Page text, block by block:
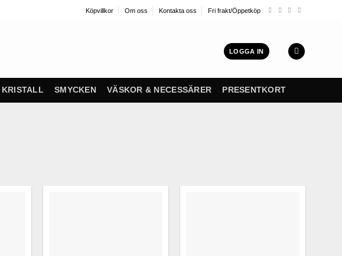
Köpvillkor Om oss Kontakta oss Fri frakt/Öppetköp
LOGGA IN
SMYCKEN VÄSKOR & NECESSÄRER PRESENTKORT